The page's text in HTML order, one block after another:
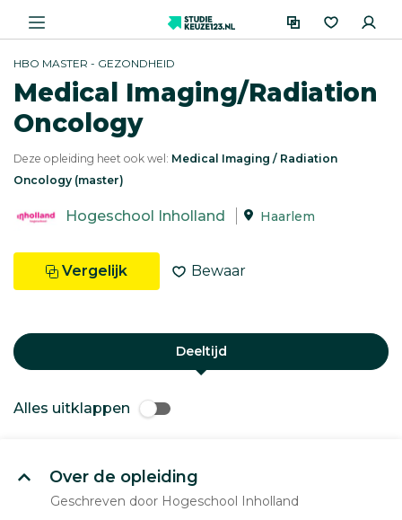
HBO MASTER - GEZONDHEID
Medical Imaging/Radiation
Oncology
Deze opleiding heet ook wel: Medical Imaging / Radiation
Oncology (master)
Hogeschool Inholland Haarlem
Vergelijk Bewaar
Deeltijd
Alles uitklappen
Over de opleiding
Geschreven door Hogeschool Inholland